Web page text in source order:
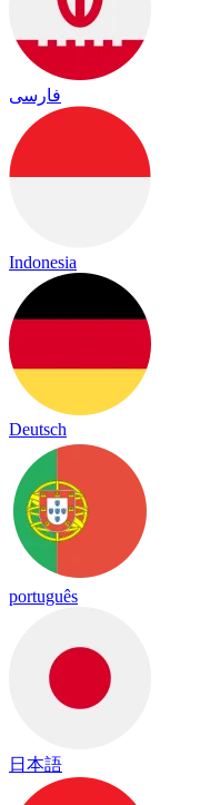
فارسی
Indonesia
Deutsch
português
日本語